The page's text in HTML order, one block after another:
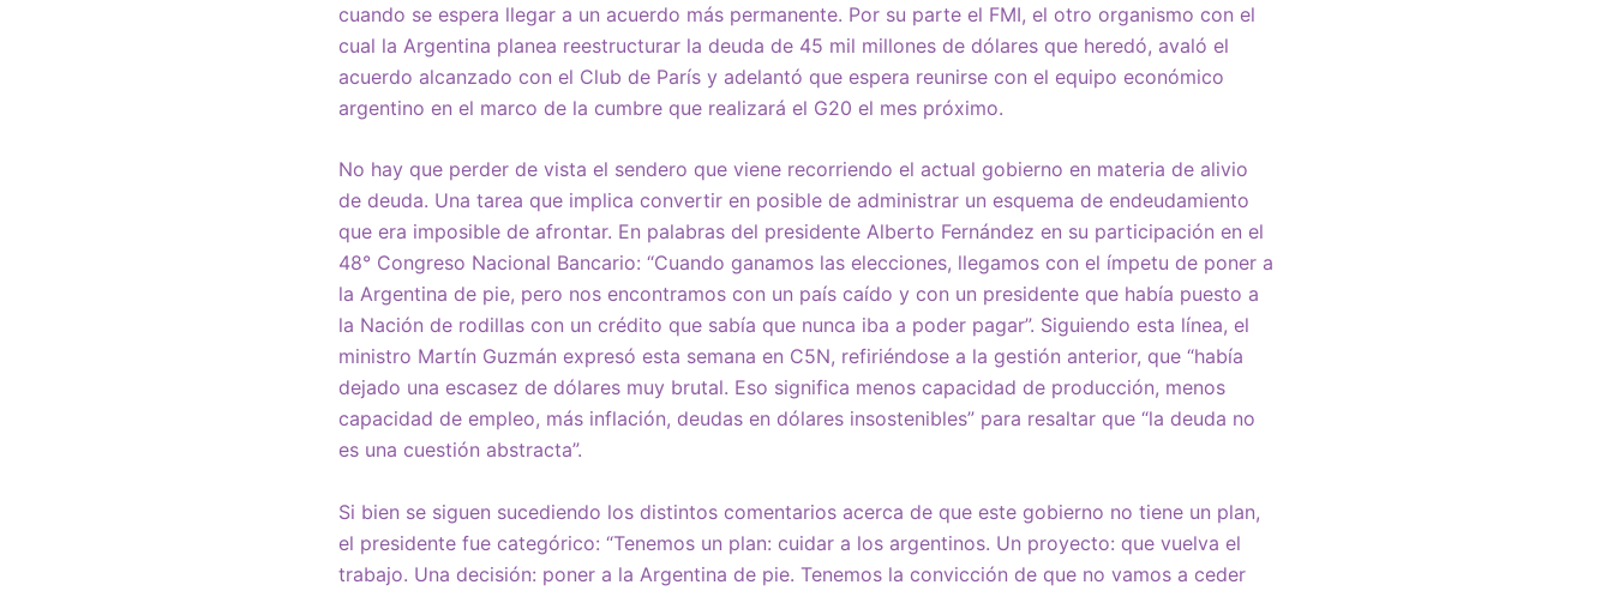
cuando se espera llegar a un acuerdo más permanente. Por su parte el FMI, el otro organismo con el
cual la Argentina planea reestructurar la deuda de 45 mil millones de dólares que heredó, avaló el
acuerdo alcanzado con el Club de París y adelantó que espera reunirse con el equipo económico
argentino en el marco de la cumbre que realizará el G20 el mes próximo.
No hay que perder de vista el sendero que viene recorriendo el actual gobierno en materia de alivio
de deuda. Una tarea que implica convertir en posible de administrar un esquema de endeudamiento
que era imposible de afrontar. En palabras del presidente Alberto Fernández en su participación en el
48° Congreso Nacional Bancario: “Cuando ganamos las elecciones, llegamos con el ímpetu de poner a
la Argentina de pie, pero nos encontramos con un país caído y con un presidente que había puesto a
la Nación de rodillas con un crédito que sabía que nunca iba a poder pagar”. Siguiendo esta línea, el
ministro Martín Guzmán expresó esta semana en C5N, refiriéndose a la gestión anterior, que “había
dejado una escasez de dólares muy brutal. Eso significa menos capacidad de producción, menos
capacidad de empleo, más inflación, deudas en dólares insostenibles” para resaltar que “la deuda no
es una cuestión abstracta”.
Si bien se siguen sucediendo los distintos comentarios acerca de que este gobierno no tiene un plan,
el presidente fue categórico: “Tenemos un plan: cuidar a los argentinos. Un proyecto: que vuelva el
trabajo. Una decisión: poner a la Argentina de pie. Tenemos la convicción de que no vamos a ceder